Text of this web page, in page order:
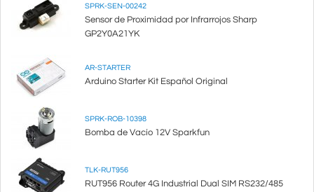
SPRK-SEN-00242
Sensor de Proximidad por Infrarrojos Sharp
GP2Y0A21YK
AR-STARTER
Arduino Starter Kit Español Original
SPRK-ROB-10398
Bomba de Vacío 12V Sparkfun
TLK-RUT956
RUT956 Router 4G Industrial Dual SIM RS232/485